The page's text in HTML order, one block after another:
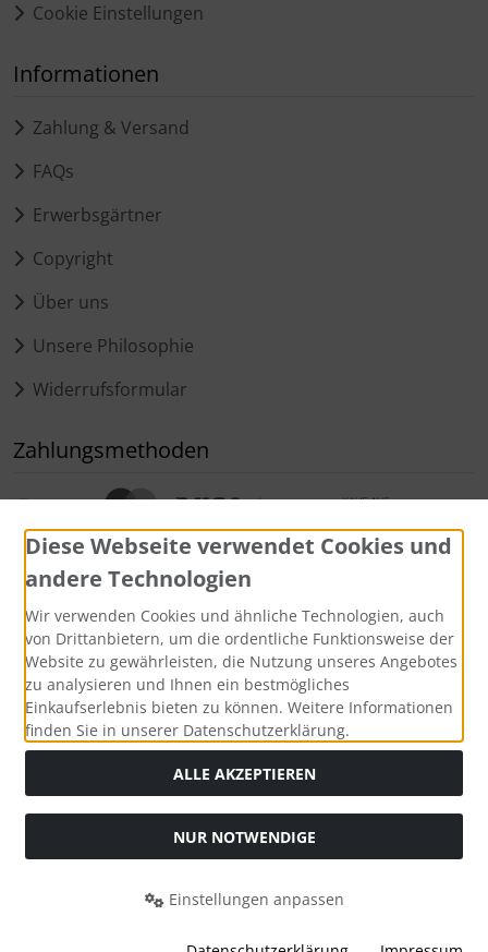
Cookie Einstellungen
Informationen
Zahlung & Versand
FAQs
Erwerbsgärtner
Copyright
Über uns
Unsere Philosophie
Widerrufsformular
Zahlungsmethoden
Widerrufsformular
Alle Preise inkl. gesetzl. MwSt. zzgl.Versandkosten
durchgestrichenen Preise entsprechen dem bisherigen Preis
Bio Saatgut, Samenfest, Gemüse Biosaatgut © 2026 | Template
Diese Webseite verwendet Cookies und
andere Technologien
Wir verwenden Cookies und ähnliche Technologien, auch
von Drittanbietern, um die ordentliche Funktionsweise der
Website zu gewährleisten, die Nutzung unseres Angebotes
zu analysieren und Ihnen ein bestmögliches
Einkaufserlebnis bieten zu können. Weitere Informationen
finden Sie in unserer Datenschutzerklärung.
ALLE AKZEPTIEREN
NUR NOTWENDIGE
Einstellungen anpassen